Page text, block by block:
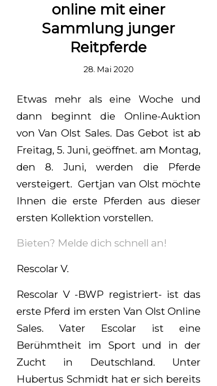
online mit einer
Sammlung junger
Reitpferde
28. Mai 2020
Etwas mehr als eine Woche und
dann beginnt die Online-Auktion
von Van Olst Sales. Das Gebot ist ab
Freitag, 5. Juni, geöffnet. am Montag,
den 8. Juni, werden die Pferde
versteigert. Gertjan van Olst möchte
Ihnen die erste Pferden aus dieser
ersten Kollektion vorstellen.
Bieten? Melde dich schnell an!
Rescolar V.
Rescolar V -BWP registriert- ist das
erste Pferd im ersten Van Olst Online
Sales. Vater Escolar ist eine
Berühmtheit im Sport und in der
Zucht in Deutschland. Unter
Hubertus Schmidt hat er sich bereits